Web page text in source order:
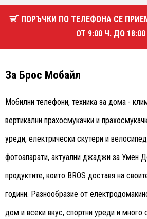
ПОРЪЧКИ ПО ТЕЛЕФОНА СЕ
ОТ 9:00 Ч. ДО
За Брос Мобайл
Мобилни телефони, техника за дома -
вертикални прахосмукачки и
уреди, електрически скутери и
фотоапарати, актуални джаджи за Умен
продуктите, които BROS доставя на
години. Разнообразие от
дом и всеки вкус, спортни уреди и